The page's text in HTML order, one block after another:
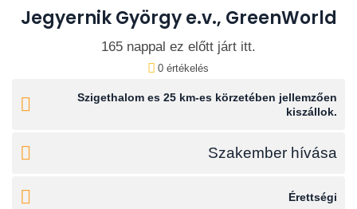
Jegyernik György e.v., GreenWorld
165 nappal ez előtt járt itt.
0 értékelés
Szigethalom es 25 km-es körzetében jellemzően
kiszállok.
Szakember hívása
Érettségi